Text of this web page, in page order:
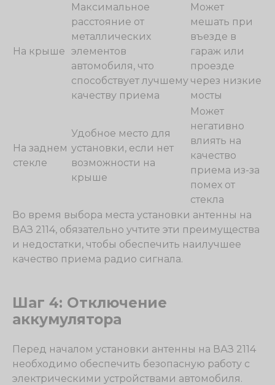
На крыше
Максимальное
расстояние от
металлических
элементов
автомобиля, что
способствует лучшему
качеству приема
Может
мешать при
въезде в
гараж или
проезде
через низкие
мосты
На заднем
стекле
Удобное место для
установки, если нет
возможности на
крыше
Может
негативно
влиять на
качество
приема из-за
помех от
стекла
Во время выбора места установки антенны на
ВАЗ 2114, обязательно учтите эти преимущества
и недостатки, чтобы обеспечить наилучшее
качество приема радио сигнала.
Шаг 4: Отключение
аккумулятора
Перед началом установки антенны на ВАЗ 2114
необходимо обеспечить безопасную работу с
электрическими устройствами автомобиля.